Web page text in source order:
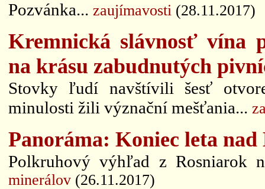
Pozvánka... zaujímavosti (28.11.2017)
Kremnická slávnosť vína
na krásu zabudnutých
Stovky ľudí navštívili šesť
minulosti žili význační mešťania...
Panoráma: Koniec leta
Polkruhový výhľad z Rosniarok
minerálov (26.11.2017)